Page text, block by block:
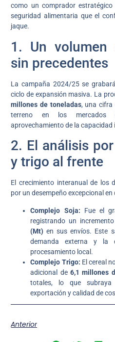
como un comprador
seguridad alimentaria que el
jaque.
1. Un volumen
sin precedentes
La campaña 2024/25 se
ciclo de expansión masiva. La
millones de toneladas, una cifra
terreno en los mercados
aprovechamiento de la
2. El análisis
y trigo al frente
El crecimiento interanual de los
por un desempeño excepcional
Complejo Soja: Fue el
registrando un
(Mt) en sus envíos. Este
demanda externa y la
procesamiento local.
Complejo Trigo: El cereal
adicional de 6,1 millones
totales, lo que
exportación y calidad de
Anterior